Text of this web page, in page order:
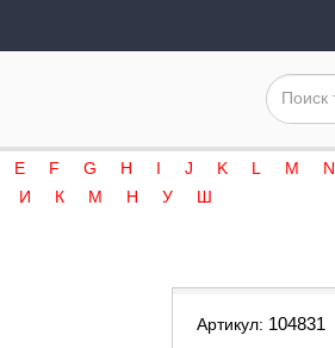
E F G H I J K L M N
И К М Н У
Ш
Артикул: 104831